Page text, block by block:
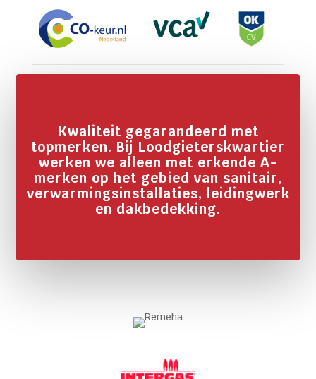
Kwaliteit gegarandeerd met
topmerken. Bij Loodgieterskwartier
werken we alleen met erkende A-
merken op het gebied van sanitair,
verwarmingsinstallaties, leidingwerk
en dakbedekking.